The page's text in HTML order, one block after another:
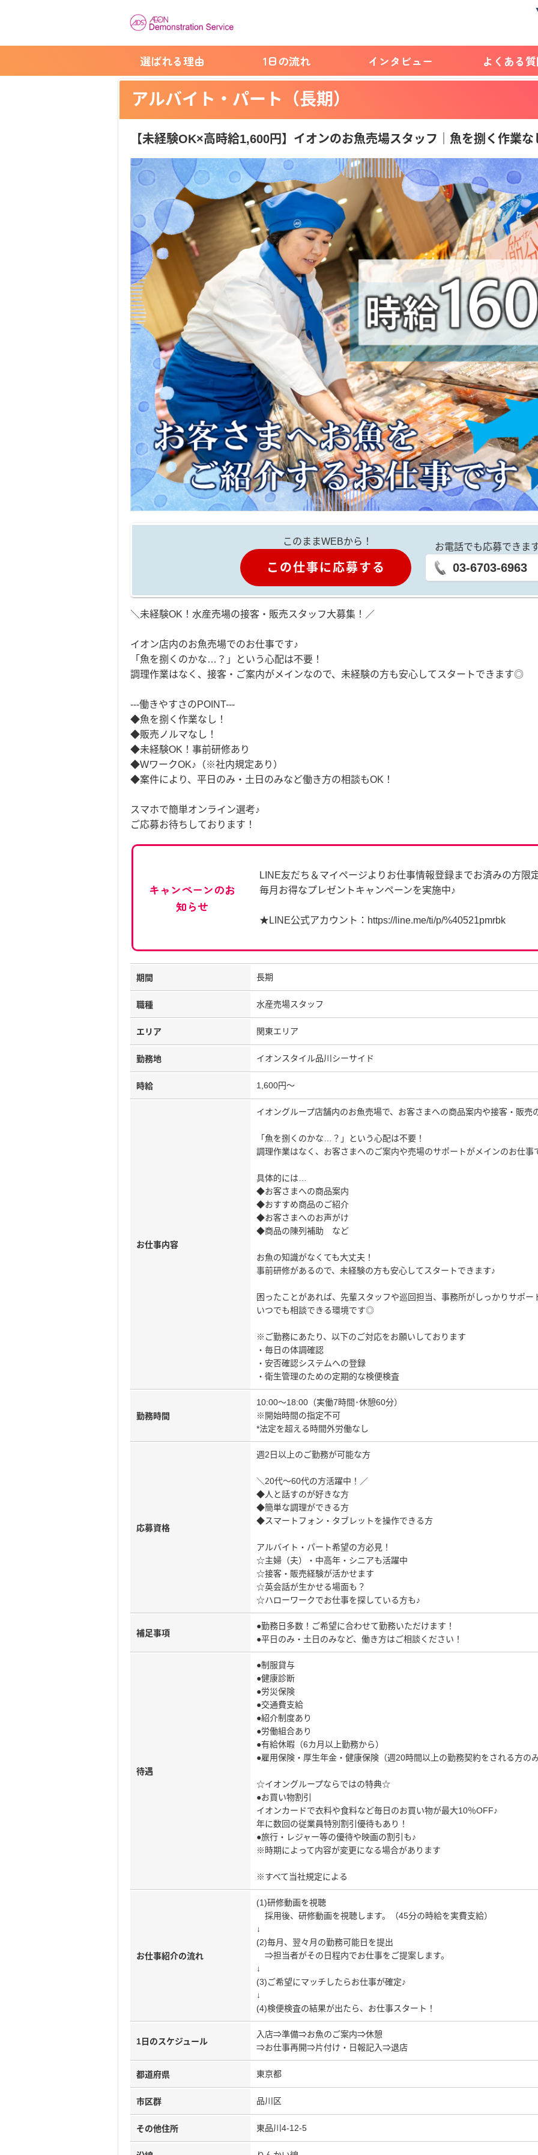
選ばれる理由 1日の流れ インタビュー よくある
アルバイト・パート（長期）
【未経験OK×高時給1,600円】イオンのお魚売場スタッフ｜魚を捌く作業な
このままWEBから！
この仕事に応募する
お電話でも応募できま
03-6703-6963
＼未経験OK！水産売場の接客・販売スタッフ大募集！／
イオン店内のお魚売場でのお仕事です♪
「魚を捌くのかな…？」という心配は不要！
調理作業はなく、接客・ご案内がメインなので、未経験の方も安心してスタートできます◎
---働きやすさのPOINT---
◆魚を捌く作業なし！
◆販売ノルマなし！
◆未経験OK！事前研修あり
◆WワークOK♪（※社内規定あり）
◆案件により、平日のみ・土日のみなど働き方の相談もOK！
スマホで簡単オンライン選考♪
ご応募お待ちしております！
キャンペーンのお
知らせ
LINE友だち＆マイページよりお仕事情報登録までお済みの方限
毎月お得なプレゼントキャンペーンを実施中♪
★LINE公式アカウント：https://line.me/ti/p/%40521pmrbk
期間 長期
職種 水産売場スタッフ
エリア 関東エリア
勤務地 イオンスタイル品川シーサイド
時給 1,600円～
お仕事内容
イオングループ店舗内のお魚売場で、お客さまへの商品案内や接客・販売
「魚を捌くのかな…？」という心配は不要！
調理作業はなく、お客さまへのご案内や売場のサポートがメインのお仕
具体的には…
◆お客さまへの商品案内
◆おすすめ商品のご紹介
◆お客さまへのお声がけ
◆商品の陳列補助 など
お魚の知識がなくても大丈夫！
事前研修があるので、未経験の方も安心してスタートできます♪
困ったことがあれば、先輩スタッフや巡回担当、事務所がしっかりサポー
いつでも相談できる環境です◎
※ご勤務にあたり、以下のご対応をお願いしております
・毎日の体調確認
・安否確認システムへの登録
・衛生管理のための定期的な検便検査
勤務時間
10:00～18:00（実働7時間･休憩60分）
※開始時間の指定不可
*法定を超える時間外労働なし
応募資格
週2日以上のご勤務が可能な方
＼20代～60代の方活躍中！／
◆人と話すのが好きな方
◆簡単な調理ができる方
◆スマートフォン・タブレットを操作できる方
アルバイト・パート希望の方必見！
☆主婦（夫）・中高年・シニアも活躍中
☆接客・販売経験が活かせます
☆英会話が生かせる場面も？
☆ハローワークでお仕事を探している方も♪
補足事項
●勤務日多数！ご希望に合わせて勤務いただけます！
●平日のみ・土日のみなど、働き方はご相談ください！
待遇
●制服貸与
●健康診断
●労災保険
●交通費支給
●紹介制度あり
●労働組合あり
●有給休暇（6カ月以上勤務から）
●雇用保険・厚生年金・健康保険（週20時間以上の勤務契約をされる方の
☆イオングループならではの特典☆
●お買い物割引
イオンカードで衣料や食料など毎日のお買い物が最大10％OFF♪
年に数回の従業員特別割引優待もあり！
●旅行・レジャー等の優待や映画の割引も♪
※時期によって内容が変更になる場合があります
※すべて当社規定による
お仕事紹介の流れ
(1)研修動画を視聴
採用後、研修動画を視聴します。（45分の時給を実費支給）
↓
(2)毎月、翌々月の勤務可能日を提出
⇒担当者がその日程内でお仕事をご提案します。
↓
(3)ご希望にマッチしたらお仕事が確定♪
↓
(4)検便検査の結果が出たら、お仕事スタート！
1日のスケジュール
入店⇒準備⇒お魚のご案内⇒休憩
⇒お仕事再開⇒片付け・日報記入⇒退店
都道府県 東京都
市区群 品川区
その他住所 東品川4-12-5